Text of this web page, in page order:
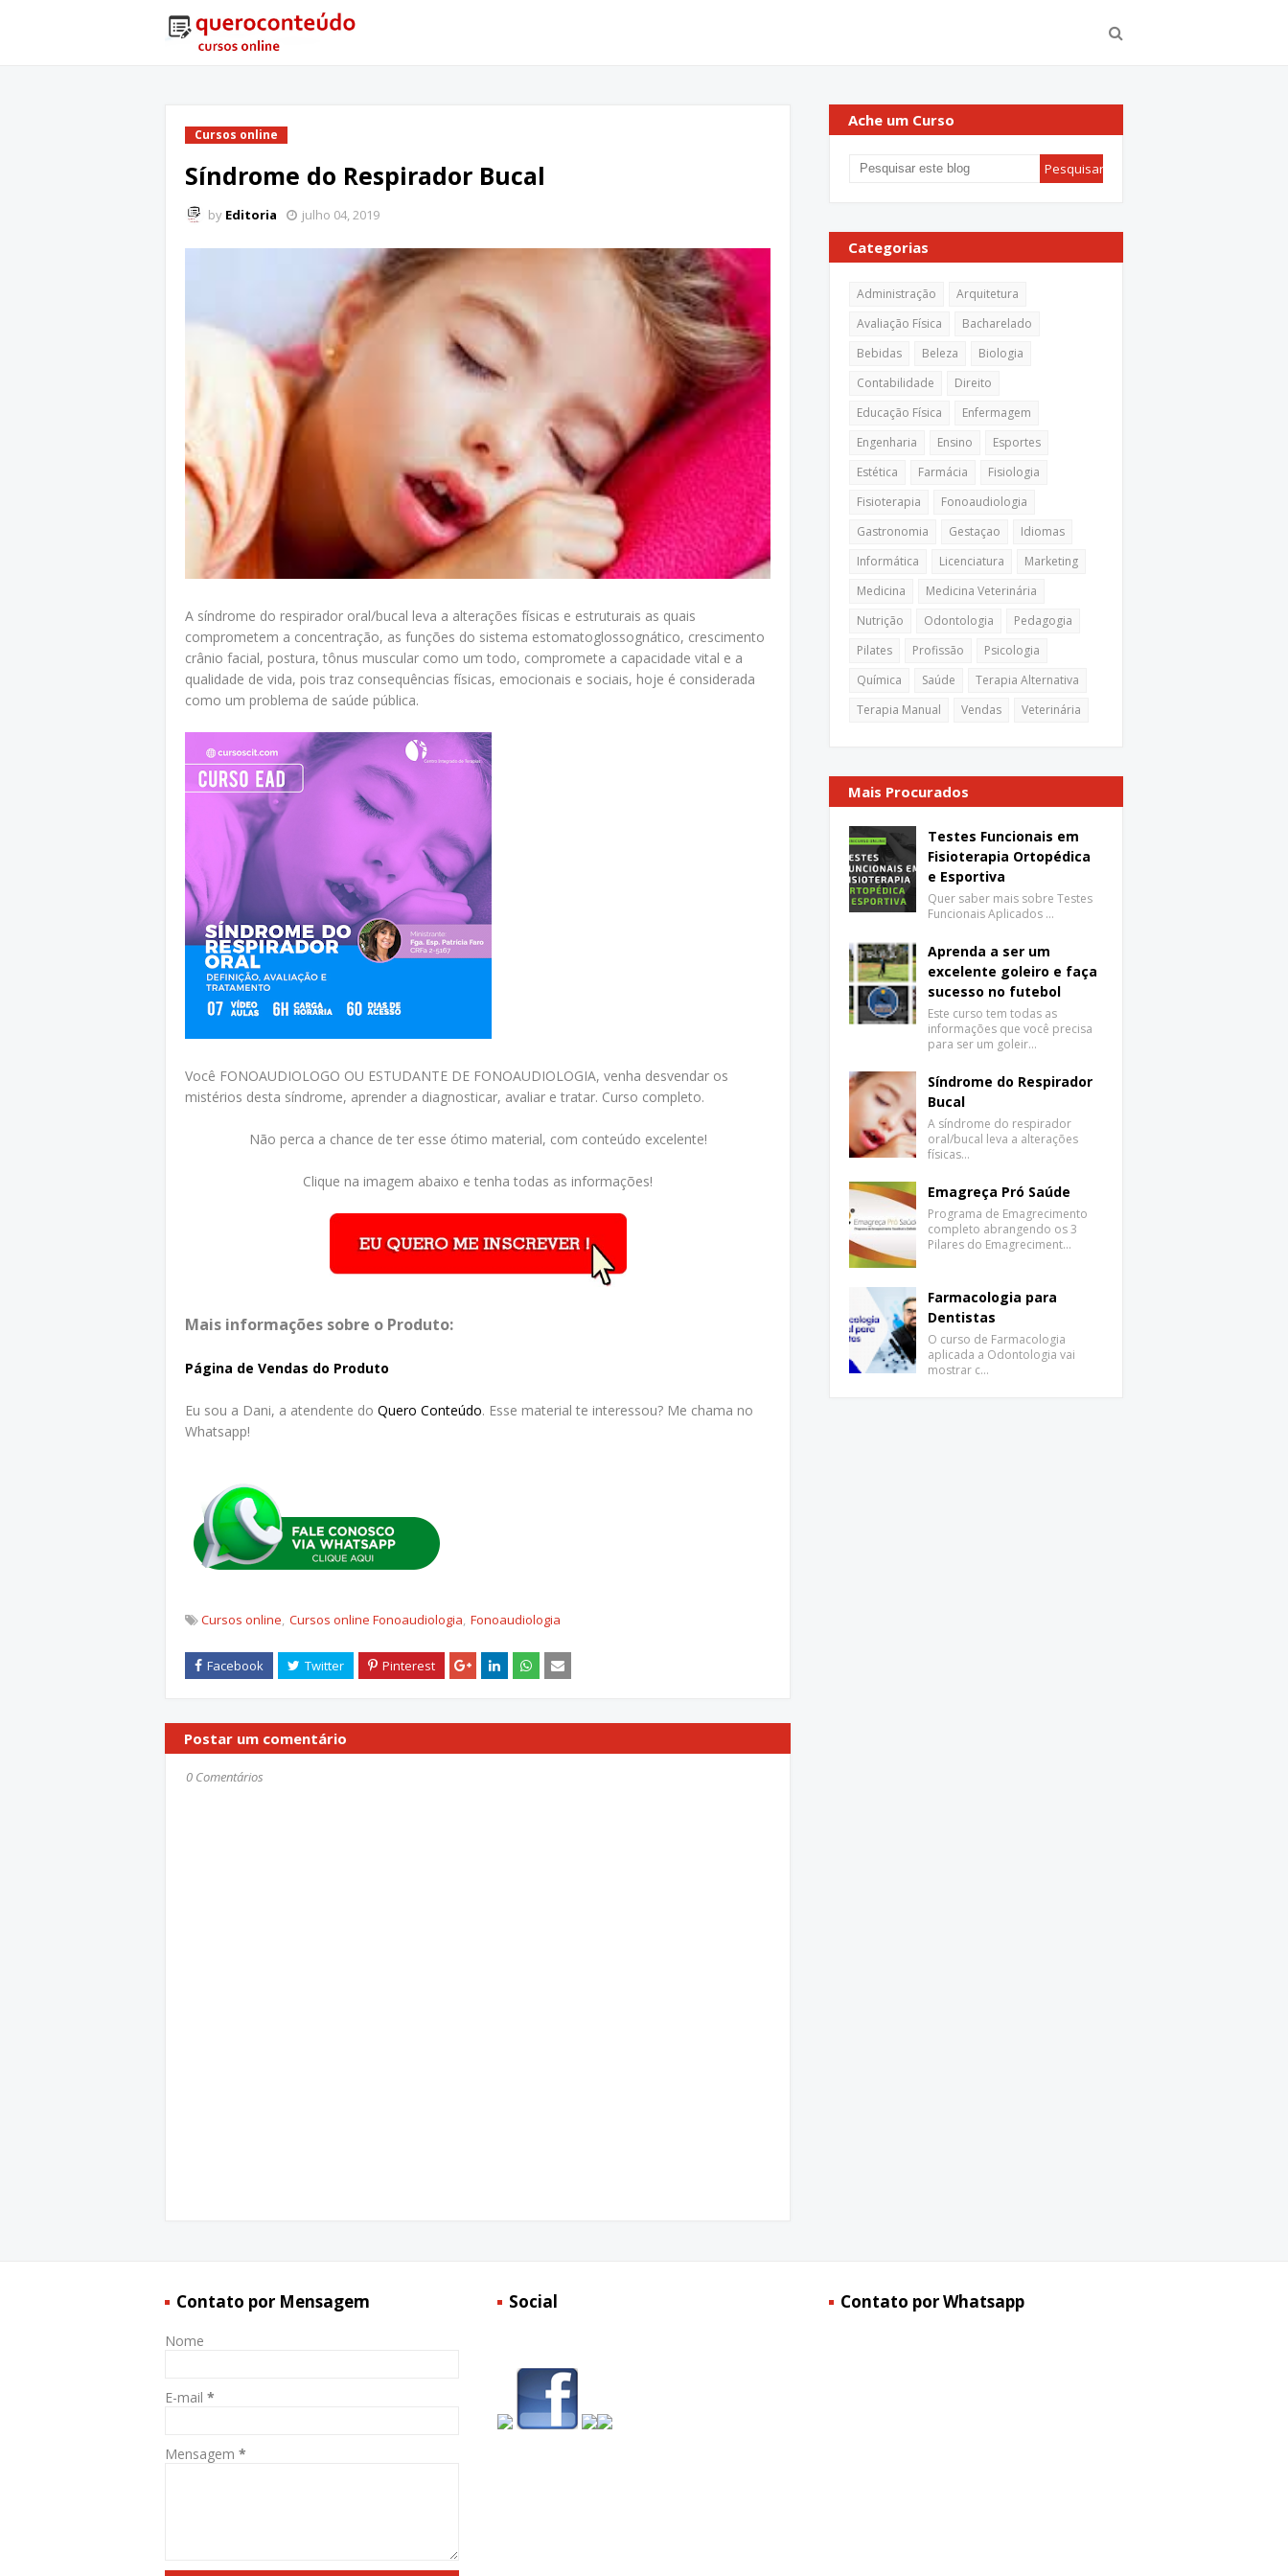
Cursos online
Síndrome do Respirador Bucal
by Editoria julho 04, 2019
A síndrome do respirador oral/bucal leva a alterações físicas e estruturais as quais
comprometem a concentração, as funções do sistema estomatoglossognático, crescimento
crânio facial, postura, tônus muscular como um todo, compromete a capacidade vital e a
qualidade de vida, pois traz consequências físicas, emocionais e sociais, hoje é considerada
como um problema de saúde pública.
Você FONOAUDIOLOGO OU ESTUDANTE DE FONOAUDIOLOGIA, venha desvendar os
mistérios desta síndrome, aprender a diagnosticar, avaliar e tratar. Curso completo.
Não perca a chance de ter esse ótimo material, com conteúdo excelente!
Clique na imagem abaixo e tenha todas as informações!
Mais informações sobre o Produto:
Página de Vendas do Produto
Eu sou a Dani, a atendente do Quero Conteúdo. Esse material te interessou? Me chama no
Whatsapp!
Cursos online Cursos online Fonoaudiologia Fonoaudiologia
Postar um comentário
0 Comentários
Ache um Curso
Categorias
Administração
Arquitetura
Avaliação Física
Bacharelado
Bebidas
Beleza
Biologia
Contabilidade
Direito
Educação Física
Enfermagem
Engenharia
Ensino
Esportes
Estética
Farmácia
Fisiologia
Fisioterapia
Fonoaudiologia
Gastronomia
Gestaçao
Idiomas
Informática
Licenciatura
Marketing
Medicina
Medicina Veterinária
Nutrição
Odontologia
Pedagogia
Pilates
Profissão
Psicologia
Química
Saúde
Terapia Alternativa
Terapia Manual
Vendas Veterinária
Mais Procurados
Testes Funcionais em
Fisioterapia Ortopédica
e Esportiva
Quer saber mais sobre Testes
Funcionais Aplicados …
Aprenda a ser um
excelente goleiro e faça
sucesso no futebol
Este curso tem todas as
informações que você precisa
para ser um goleir…
Síndrome do Respirador
Bucal
A síndrome do respirador
oral/bucal leva a alterações
físicas…
Emagreça Pró Saúde
Programa de Emagrecimento
completo abrangendo os 3
Pilares do Emagreciment…
Farmacologia para
Dentistas
O curso de Farmacologia
aplicada a Odontologia vai
mostrar c…
Contato por Mensagem
Nome
E-mail *
Mensagem *
Social Contato por Whatsapp